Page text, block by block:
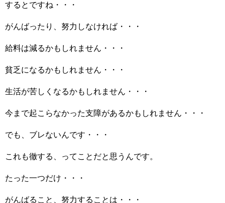
するとですね・・・
がんばったり、努力しなければ・・・
給料は減るかもしれません・・・
貧乏になるかもしれません・・・
生活が苦しくなるかもしれません・・・
今まで起こらなかった支障があるかもしれません・・・
でも、ブレないんです・・・
これも徹する、ってことだと思うんです。
たった一つだけ・・・
がんばること、努力することは・・・